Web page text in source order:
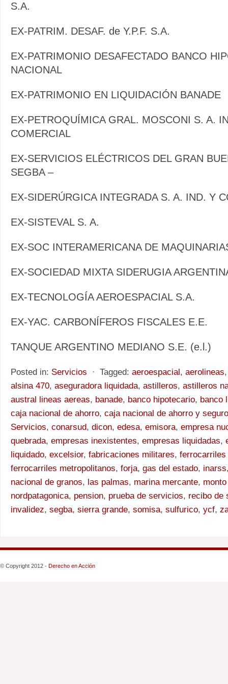
S.A.
EX-PATRIM. DESAF. de Y.P.F. S.A.
EX-PATRIMONIO DESAFECTADO BANCO
NACIONAL
EX-PATRIMONIO EN LIQUIDACIÓN BANADE
EX-PETROQUÍMICA GRAL. MOSCONI S. A.
COMERCIAL
EX-SERVICIOS ELÉCTRICOS DEL GRAN
SEGBA –
EX-SIDERÚRGICA INTEGRADA S. A. IND. Y
EX-SISTEVAL S. A.
EX-SOC INTERAMERICANA DE
EX-SOCIEDAD MIXTA SIDERUGIA
EX-TECNOLOGÍA AEROESPACIAL S.A.
EX-YAC. CARBONÍFEROS FISCALES E.E.
TANQUE ARGENTINO MEDIANO S.E. (e.l.)
Posted in: Servicios ⋅ Tagged: aeroespacial, aerolineas
alsina 470, aseguradora liquidada, astilleros, astilleros
austral lineas aereas, banade, banco hipotecario, banco
caja nacional de ahorro, caja nacional de ahorro y seguro
Servicios, conarsud, dicon, edesa, emisora, empresa
quebrada, empresas inexistentes, empresas liquidadas,
liquidado, excelsior, fabricaciones militares, ferrocarriles
ferrocarriles metropolitanos, forja, gas del estado, inarss
nacional de granos, las palmas, marina mercante,
nordpatagonica, pension, prueba de servicios, recibo de
invalidez, segba, sierra grande, somisa, sulfurico, ycf,
© Copyright 2012 - Derecho en Acción